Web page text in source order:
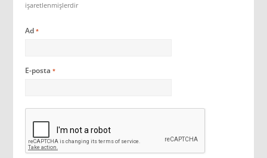
işaretlenmişlerdir
Ad*
E-posta*